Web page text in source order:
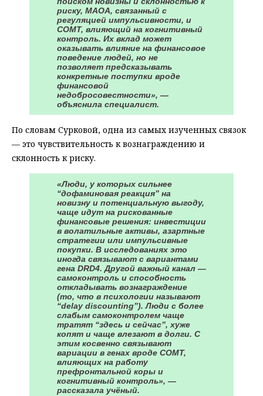
риску, MAOA, связанный с
регуляцией импульсивности, и
COMT, влияющий на когнитивный
контроль. Их вклад может
оказывать влияние на финансовое
поведение людей, но не
позволяет предсказывать
конкретные поступки вроде
финансовой
недобросовестности», —
объяснила специалист.
По словам Сурковой, одна из самых изученных связок
— это чувствительность к вознаграждению и
склонность к риску.
«Люди, у которых сильнее
“дофаминовая реакция” на
новизну и потенциальную выгоду,
чаще идут на рискованные
финансовые решения: инвестиции
в волатильные активы, азартные
стратегии или импульсивные
покупки. В исследованиях это
иногда связывают с вариантами
гена DRD4. Другой важный канал —
самоконтроль и способность
откладывать вознаграждение
(то, что в психологии называют
“delay discounting”). Люди с более
слабым самоконтролем чаще
тратят “здесь и сейчас”, хуже
копят и чаще влезают в долги. С
этим косвенно связывают
вариации в генах вроде COMT,
влияющих на работу
префронтальной коры и
когнитивный контроль», —
рассказала учёный.